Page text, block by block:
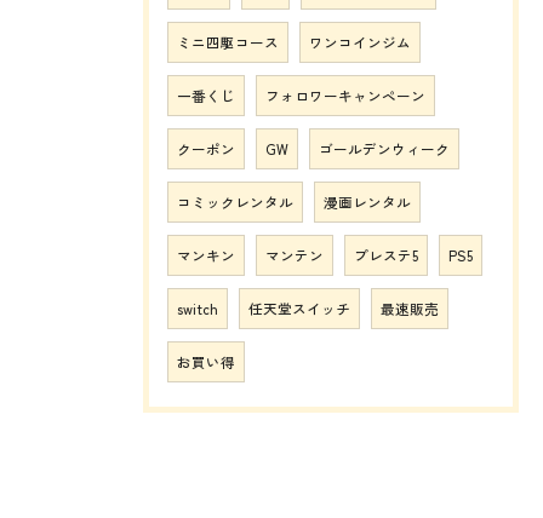
ミニ四駆コース ワンコインジム
一番くじ フォロワーキャンペーン
クーポン GW ゴールデンウィーク
コミックレンタル 漫画レンタル
マンキン マンテン プレステ5 PS5
switch 任天堂スイッチ 最速販売
お買い得